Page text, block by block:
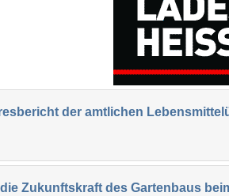
der amtlichen
Zukunftskraft des Gartenbaus